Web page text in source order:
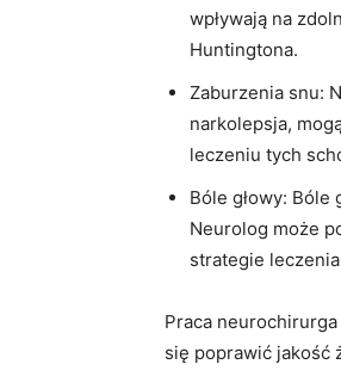
wpływają na
Huntingtona.
Zaburzenia snu:
narkolepsja,
leczeniu tych
Bóle głowy:
Neurolog może
strategie
Praca
się poprawić jakość